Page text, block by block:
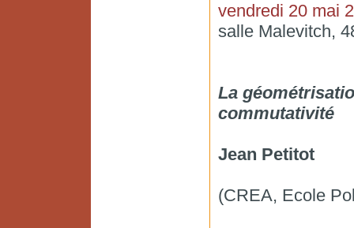
vendredi 20 mai
salle Malevitch,
La
commutativité
Jean Petitot
(CREA, Ecole